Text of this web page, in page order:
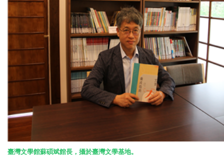
臺灣文學館蘇碩斌館長，攝於臺灣文學基地。